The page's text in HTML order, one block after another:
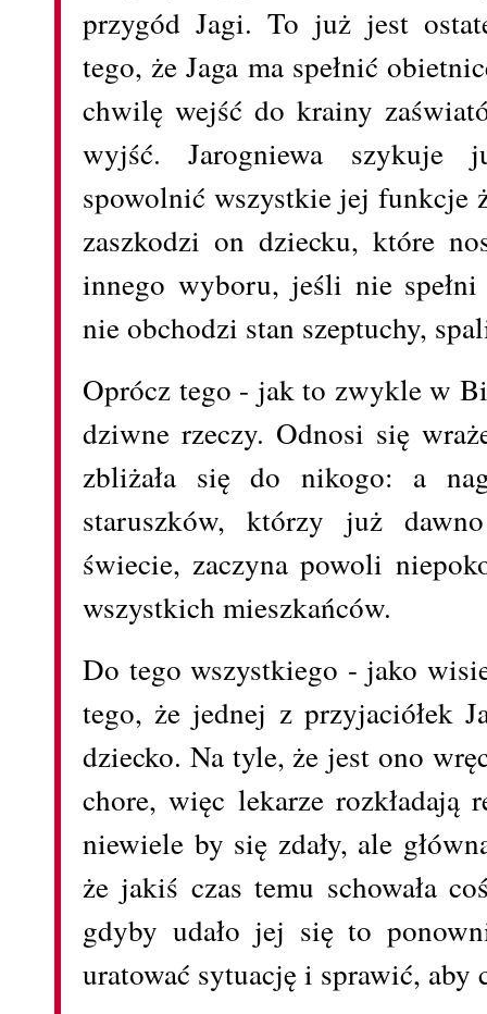
przygód Jagi. To już jest
tego, że Jaga ma spełnić
chwilę wejść do krainy
wyjść. Jarogniewa szykuje
spowolnić wszystkie jej funkcje
zaszkodzi on dziecku, które
innego wyboru, jeśli nie
nie obchodzi stan szeptuchy,
Oprócz tego - jak to zwykle w
dziwne rzeczy. Odnosi się
zbliżała się do nikogo: a
staruszków, którzy już
świecie, zaczyna powoli
wszystkich mieszkańców.
Do tego wszystkiego - jako
tego, że jednej z przyjaciółek
dziecko. Na tyle, że jest ono
chore, więc lekarze rozkładają
niewiele by się zdały, ale
że jakiś czas temu schowała
gdyby udało jej się to
uratować sytuację i sprawić, aby